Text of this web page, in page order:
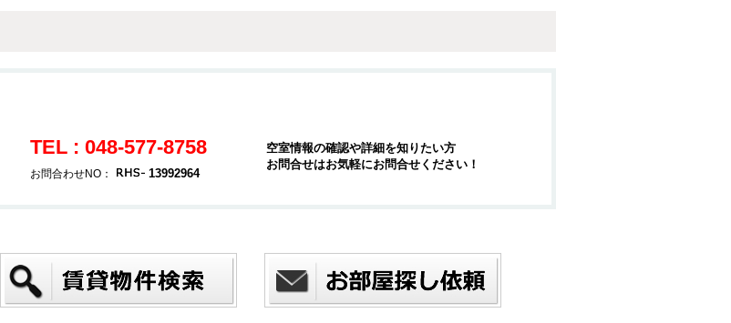
TEL : 048-577-8758
お問合わせNO： 13992964
空室情報の確認や詳細を知りたい方
お問合せはお気軽にお問合せください！